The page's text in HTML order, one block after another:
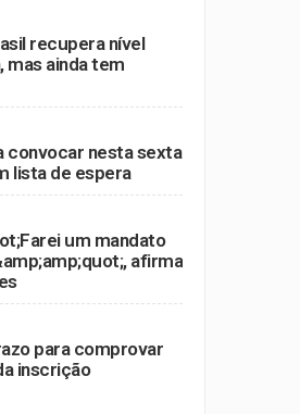
recupera nível
mas ainda tem
convocar nesta sexta
lista de espera
um mandato
afirma
para comprovar
inscrição